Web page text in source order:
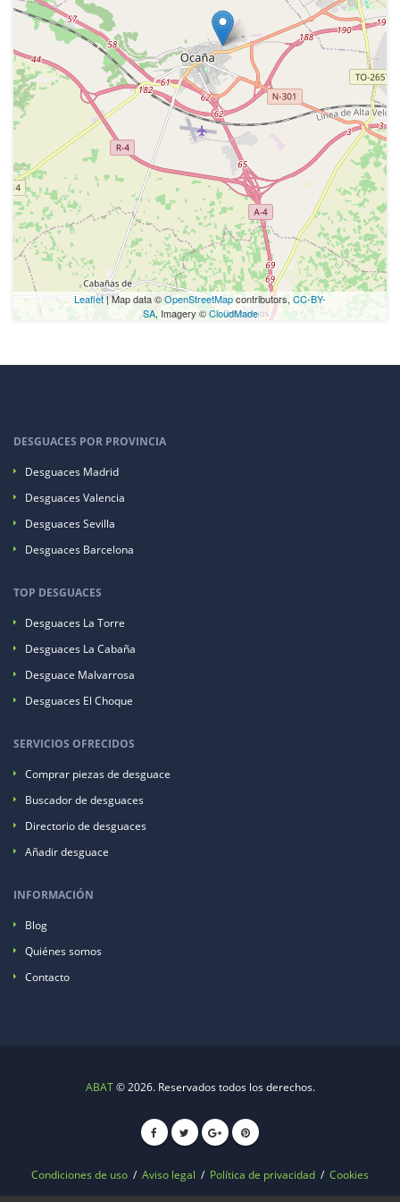
Leaflet| Map data ©OpenStreetMapcontributors, CC-BY-
SA, Imagery ©CloudMade
DESGUACES POR PROVINCIA
Desguaces Madrid
Desguaces Valencia
Desguaces Sevilla
Desguaces Barcelona
TOP DESGUACES
Desguaces La Torre
Desguaces La Cabaña
Desguace Malvarrosa
Desguaces El Choque
SERVICIOS OFRECIDOS
Comprar piezas de desguace
Buscador de desguaces
Directorio de desguaces
Añadir desguace
INFORMACIÓN
Blog
Quiénes somos
Contacto
ABAT© 2026. Reservados todos los derechos.
Condiciones de uso / Aviso legal / Política de privacidad / Cookies